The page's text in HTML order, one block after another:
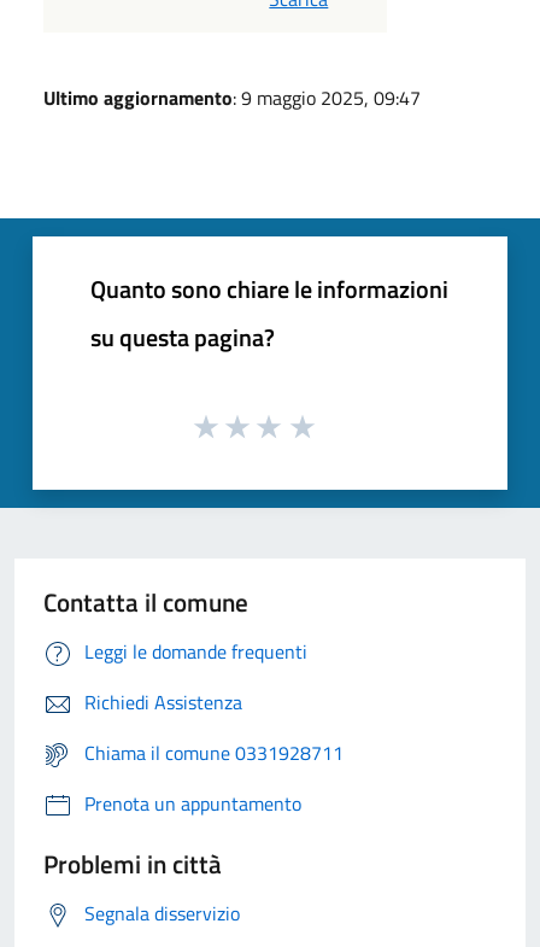
Ultimo aggiornamento: 9 maggio 2025, 09:47
Quanto sono chiare le informazioni
su questa pagina?
Contatta il comune
Leggi le domande frequenti
Richiedi Assistenza
Chiama il comune 0331928711
Prenota un appuntamento
Problemi in città
Segnala disservizio